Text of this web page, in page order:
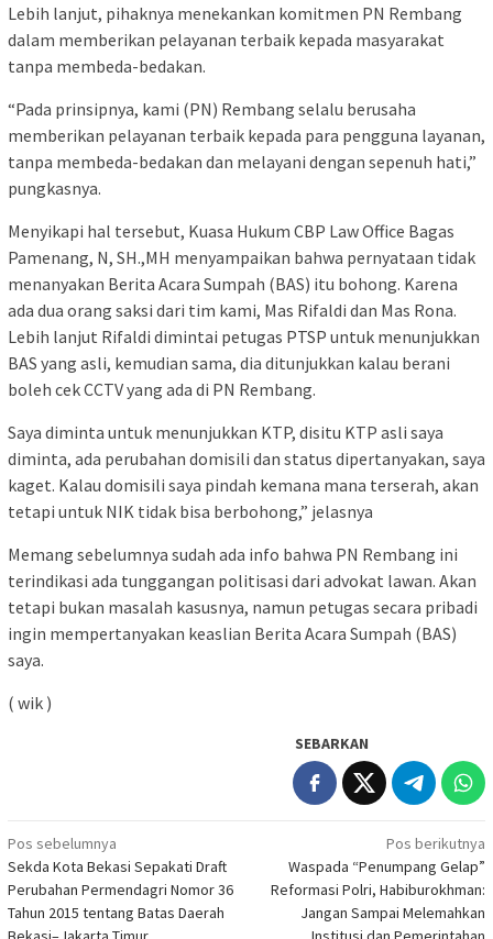
Lebih lanjut, pihaknya menekankan komitmen PN Rembang
dalam memberikan pelayanan terbaik kepada masyarakat
tanpa membeda-bedakan.
“Pada prinsipnya, kami (PN) Rembang selalu berusaha
memberikan pelayanan terbaik kepada para pengguna layanan,
tanpa membeda-bedakan dan melayani dengan sepenuh hati,”
pungkasnya.
Menyikapi hal tersebut, Kuasa Hukum CBP Law Office Bagas
Pamenang, N, SH.,MH menyampaikan bahwa pernyataan tidak
menanyakan Berita Acara Sumpah (BAS) itu bohong. Karena
ada dua orang saksi dari tim kami, Mas Rifaldi dan Mas Rona.
Lebih lanjut Rifaldi dimintai petugas PTSP untuk menunjukkan
BAS yang asli, kemudian sama, dia ditunjukkan kalau berani
boleh cek CCTV yang ada di PN Rembang.
Saya diminta untuk menunjukkan KTP, disitu KTP asli saya
diminta, ada perubahan domisili dan status dipertanyakan, saya
kaget. Kalau domisili saya pindah kemana mana terserah, akan
tetapi untuk NIK tidak bisa berbohong,” jelasnya
Memang sebelumnya sudah ada info bahwa PN Rembang ini
terindikasi ada tunggangan politisasi dari advokat lawan. Akan
tetapi bukan masalah kasusnya, namun petugas secara pribadi
ingin mempertanyakan keaslian Berita Acara Sumpah (BAS)
saya.
( wik )
SEBARKAN
Navigasi
pos
Pos sebelumnya
Sekda Kota Bekasi Sepakati Draft
Perubahan Permendagri Nomor 36
Tahun 2015 tentang Batas Daerah
Pos berikutnya
Waspada “Penumpang Gelap”
Reformasi Polri, Habiburokhman:
Jangan Sampai Melemahkan